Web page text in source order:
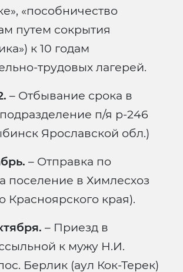
«пособничество
путем сокрытия
к 10 годам
трудовых лагерей.
– Отбывание срока в
п/я р-246
Ярославской обл.)
– Отправка по
поселение в Химлесхоз
Красноярского края).
– Приезд в
к мужу Н.И.
Берлик (аул Кок-Терек)